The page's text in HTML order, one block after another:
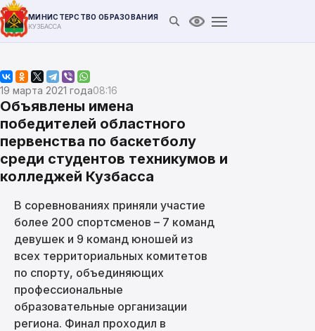
МИНИСТЕРСТВО ОБРАЗОВАНИЯ
КУЗБАССА Открыть поиск
Версия для
19 марта 2021 года08:16
Объявлены имена
победителей областного
первенства по баскетболу
среди студентов техникумов и
колледжей Кузбасса
В соревнованиях приняли участие
более 200 спортсменов – 7 команд
девушек и 9 команд юношей из
всех территориальных комитетов
по спорту, объединяющих
профессиональные
образовательные организации
региона. Финал проходил в